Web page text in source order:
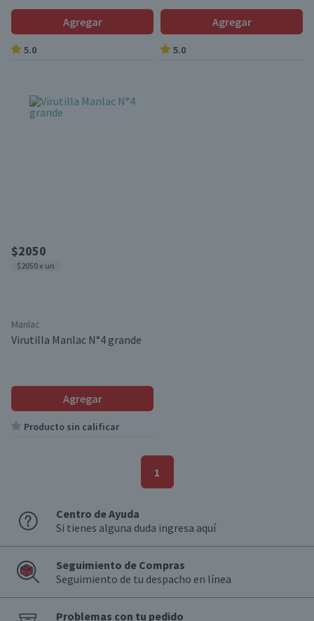
Agregar
5.0
Agregar
5.0
$2050
$2050 x un
Manlac
Virutilla Manlac N°4 grande
Agregar
Producto sin calificar
1
Centro de Ayuda
Si tienes alguna duda ingresa aquí
Seguimiento de Compras
Seguimiento de tu despacho en línea
Problemas con tu pedido